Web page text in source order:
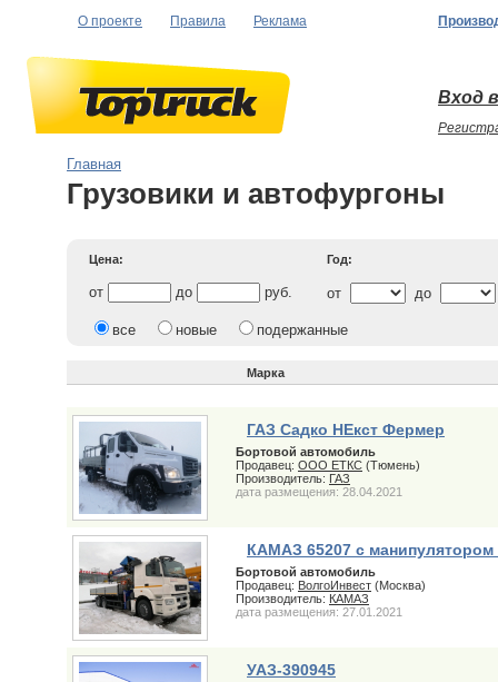
О проекте Правила Реклама
Вход
Главная
Грузовики и автофургоны
Цена: Год:
от до руб. от до
все новые подержанные
Марка
ГАЗ Садко НЕкст Фермер
Бортовой автомобиль
Продавец: ООО ЕТКС (Тюмень)
Производитель: ГАЗ
дата размещения: 28.04.2021
КАМАЗ 65207 с манипулятором
Бортовой автомобиль
Продавец: ВолгоИнвест (Москва)
Производитель: КАМАЗ
дата размещения: 27.01.2021
УАЗ-390945